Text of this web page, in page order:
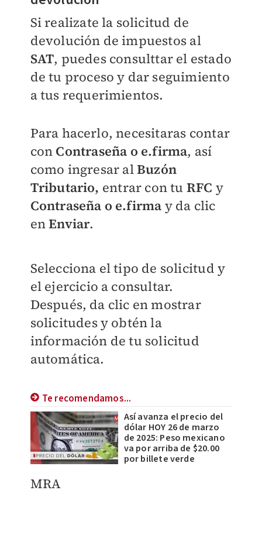
Si realizate la solicitud de
devolución de impuestos al
SAT, puedes consulttar el estado
de tu proceso y dar seguimiento
a tus requerimientos.
Para hacerlo, necesitaras contar
con Contraseña o e.firma, así
como ingresar alBuzón
Tributario, entrar con tu RFC y
Contraseña o e.firma y da clic
enEnviar.
Selecciona el tipo de solicitud y
el ejercicio a consultar.
Después, da clic en mostrar
solicitudes y obtén la
información de tu solicitud
automática.
Te recomendamos...
Así avanza el precio del
dólar HOY 26 de marzo
de 2025: Peso mexicano
va por arriba de $20.00
por billete verde
MRA